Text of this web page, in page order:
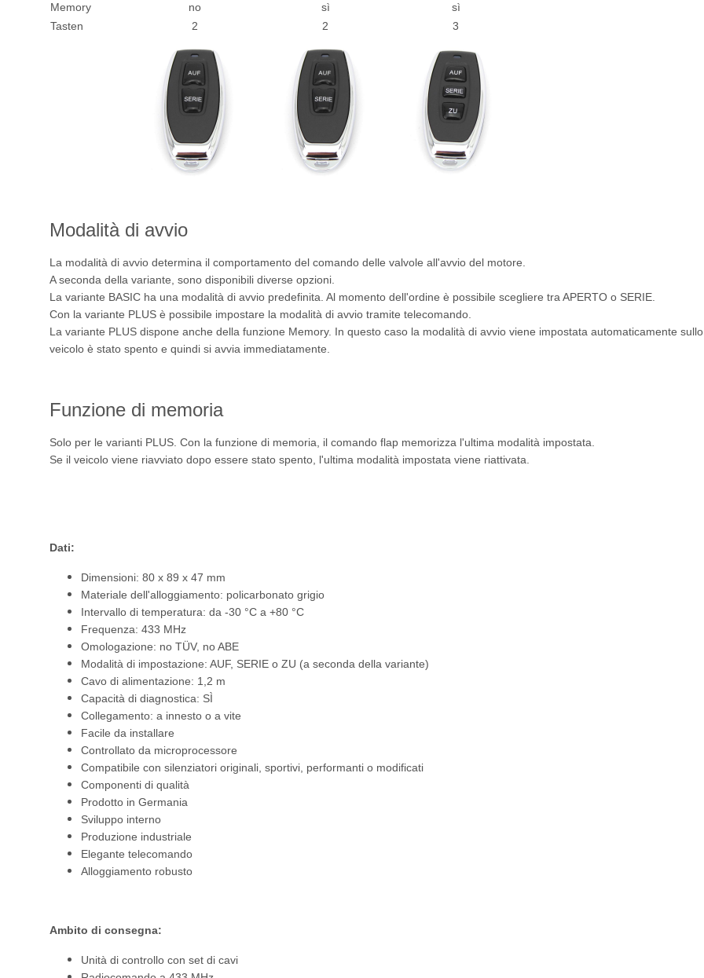
Memory
no sì
sì
Tasten
2 2 3
Modalità di avvio
La modalità di avvio determina il comportamento del comando delle valvole all'avvio del motore.
A seconda della variante, sono disponibili diverse opzioni.
La variante BASIC ha una modalità di avvio predefinita. Al momento dell'ordine è possibile scegliere tra APERTO o SERIE.
Con la variante PLUS è possibile impostare la modalità di avvio tramite telecomando.
La variante PLUS dispone anche della funzione Memory. In questo caso la modalità di avvio viene impostata automaticamente
veicolo è stato spento e quindi si avvia immediatamente.
Funzione di memoria
Solo per le varianti PLUS. Con la funzione di memoria, il comando flap memorizza l'ultima modalità impostata.
Se il veicolo viene riavviato dopo essere stato spento, l'ultima modalità impostata viene riattivata.
Dati:
Dimensioni: 80 x 89 x 47 mm
Materiale dell'alloggiamento: policarbonato grigio
Intervallo di temperatura: da -30 °C a +80 °C
Frequenza: 433 MHz
Omologazione: no TÜV, no ABE
Modalità di impostazione: AUF, SERIE o ZU (a seconda della variante)
Cavo di alimentazione: 1,2 m
Capacità di diagnostica: SÌ
Collegamento: a innesto o a vite
Facile da installare
Controllato da microprocessore
Compatibile con silenziatori originali, sportivi, performanti o modificati
Componenti di qualità
Prodotto in Germania
Sviluppo interno
Produzione industriale
Elegante telecomando
Alloggiamento robusto
Ambito di consegna:
Unità di controllo con set di cavi